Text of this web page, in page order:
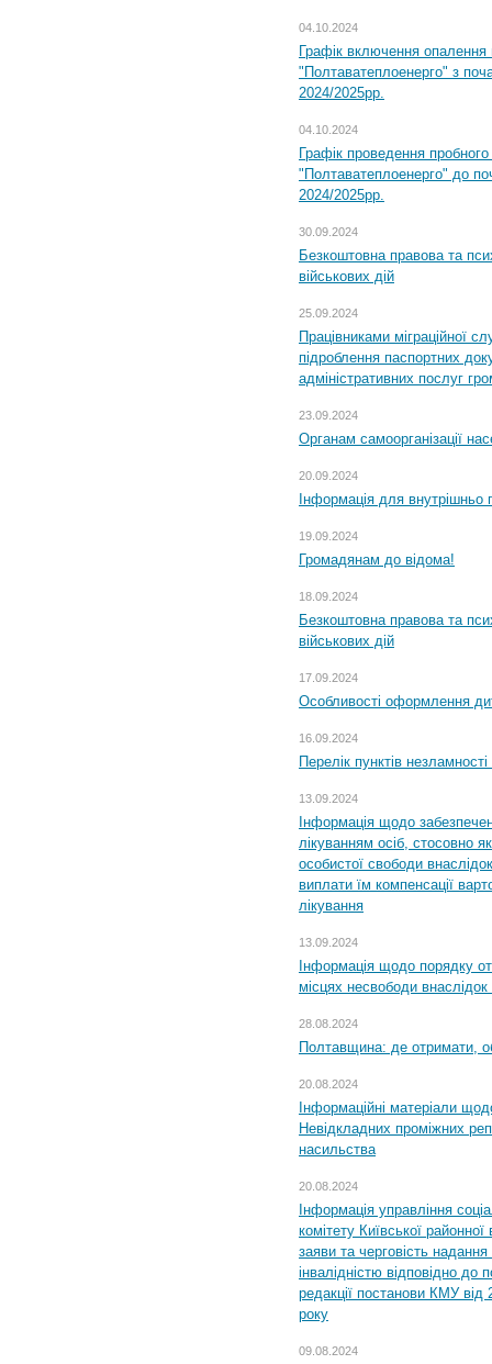
04.10.2024
Графік включення
"Полтаватеплоенерго" з
2024/2025рр.
04.10.2024
Графік проведення
"Полтаватеплоенерго" до
2024/2025рр.
30.09.2024
Безкоштовна правова та
військових дій
25.09.2024
Працівниками міграційної
підроблення паспортних
адміністративних послуг
23.09.2024
Органам самоорганізації
20.09.2024
Інформація для внутрішньо
19.09.2024
Громадянам до відома!
18.09.2024
Безкоштовна правова та
військових дій
17.09.2024
Особливості оформлення
16.09.2024
Перелік пунктів
13.09.2024
Інформація щодо
лікуванням осіб, стосовно
особистої свободи
виплати їм компенсації
лікування
13.09.2024
Інформація щодо порядку
місцях несвободи внаслідок
28.08.2024
Полтавщина: де отримати,
20.08.2024
Інформаційні матеріали
Невідкладних проміжних
насильства
20.08.2024
Інформація управління
комітету Київської
заяви та черговість надання
інвалідністю відповідно
редакції постанови КМУ
року
09.08.2024